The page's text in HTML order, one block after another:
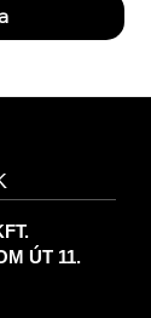
ÚT 11.